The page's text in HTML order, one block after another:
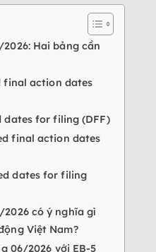
Hai bảng cần
final action dates
dates for filing (DFF)
final action dates
dates for filing
có ý nghĩa gì
Việt Nam?
06/2026 với EB-5